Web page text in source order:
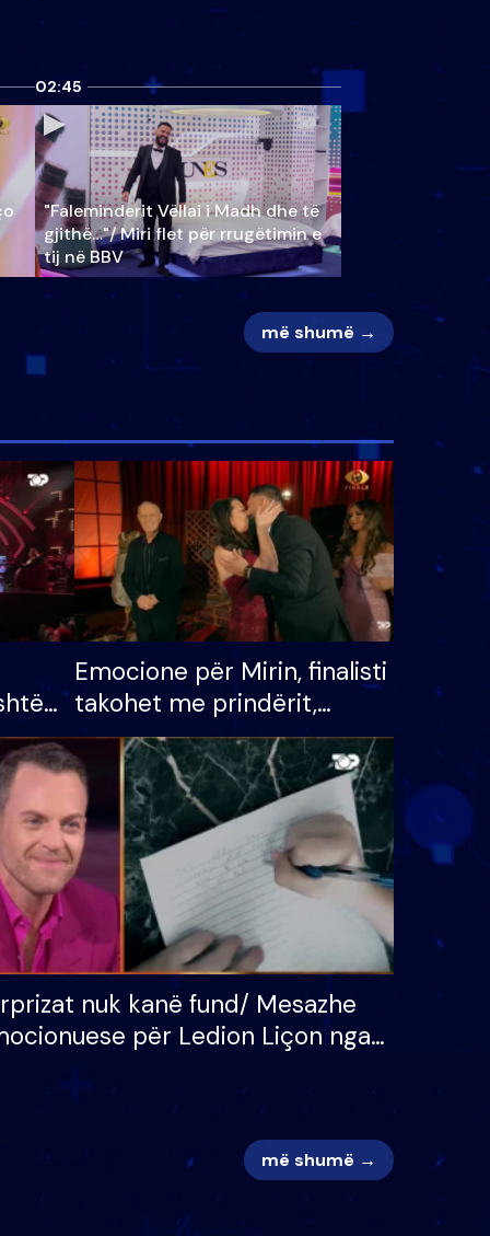
02:45
"Faleminderit Vëllai i Madh dhe të
gjithë…"/ Miri flet për rrugëtimin e
tij në BBV
më shumë →
për
Emocione për Mirin, finalisti
takohet me prindërit,
vajzën dhe bashkëshorten:
S’kemi ndonjë letër divorci
apo jo?
nuk kanë fund/ Mesazhe
për Ledion Liçon nga
më shumë →